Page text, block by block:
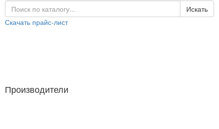
Искать
Скачать прайс-лист
Производители